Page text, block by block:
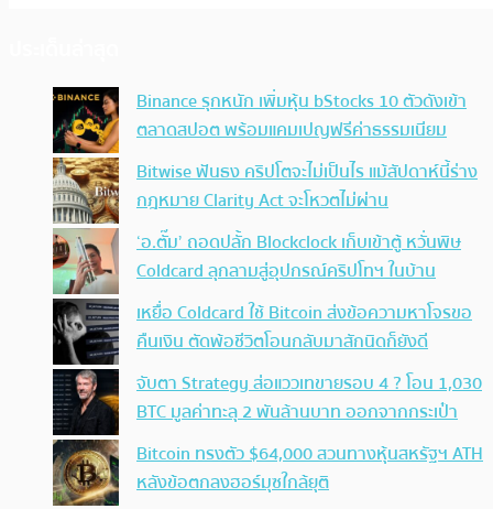
Binance รุกหนัก เพิ่มหุ้น bStocks 10 ตัวดังเข้า
ตลาดสปอต พร้อมแคมเปญฟรีค่าธรรมเนียม
Bitwise ฟันธง คริปโตจะไม่เป็นไร แม้สัปดาห์นี้ร่าง
กฎหมาย Clarity Act จะโหวตไม่ผ่าน
‘อ.ตั๊ม’ ถอดปลั้ก Blockclock เก็บเข้าตู้ หวั่นพิษ
Coldcard ลุกลามสู่อุปกรณ์คริปโทฯ ในบ้าน
เหยื่อ Coldcard ใช้ Bitcoin ส่งข้อความหาโจรขอ
คืนเงิน ตัดพ้อชีวิตโอนกลับมาสักนิดก็ยังดี
จับตา Strategy ส่อแววเทขายรอบ 4 ? โอน 1,030
BTC มูลค่าทะลุ 2 พันล้านบาท ออกจากกระเป๋า
Bitcoin ทรงตัว $64,000 สวนทางหุ้นสหรัฐฯ ATH
หลังข้อตกลงฮอร์มุซใกล้ยุติ